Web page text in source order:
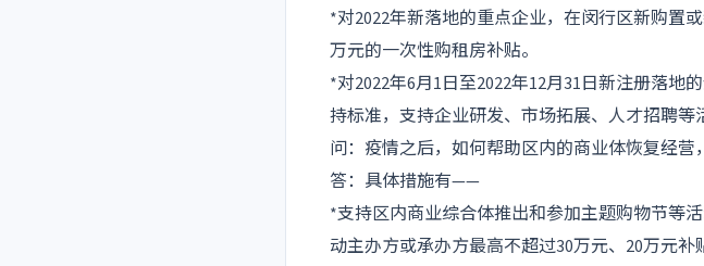
*对2022年新落地的重点企业，在闵行区新购置
万元的一次性购租房补贴。
*对2022年6月1日至2022年12月31日新注册落
持标准，支持企业研发、市场拓展、人才招聘等
问：疫情之后，如何帮助区内的商业体恢复经营
答：具体措施有——
*支持区内商业综合体推出和参加主题购物节等
动主办方或承办方最高不超过30万元、20万元补